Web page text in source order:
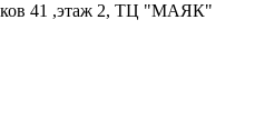
41 ,этаж 2, ТЦ "МАЯК"